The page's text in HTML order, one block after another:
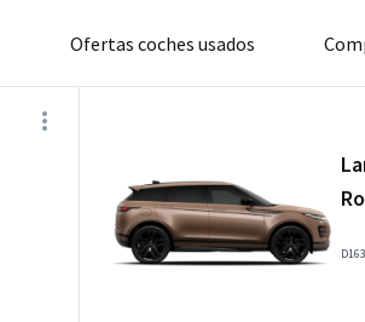
Ofertas coches usados